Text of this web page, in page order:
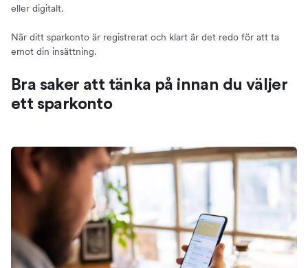
eller digitalt.
När ditt sparkonto är registrerat och klart är det redo för att ta
emot din insättning.
Bra saker att tänka på innan du väljer
ett sparkonto